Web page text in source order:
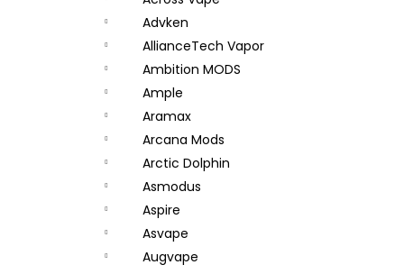
Advken
AllianceTech Vapor
Ambition MODS
Ample
Aramax
Arcana Mods
Arctic Dolphin
Asmodus
Aspire
Asvape
Augvape
JOYETECH BF SS316 ATOMIZER 0,6OHM
48 Kč